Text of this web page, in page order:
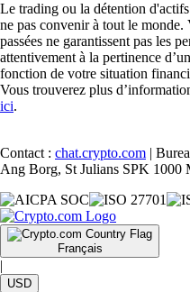
Le trading ou la détention
ne pas convenir à tout le
passées ne garantissent pas les
attentivement à la pertinence
fonction de votre situation
Vous trouverez plus
ici.
Contact : chat.crypto.com |
Ang Borg, St Julians SPK 1000
Français
|
USD